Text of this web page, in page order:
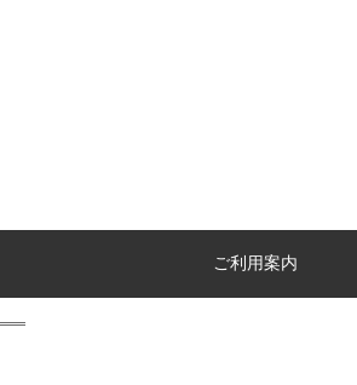
ご利用案内